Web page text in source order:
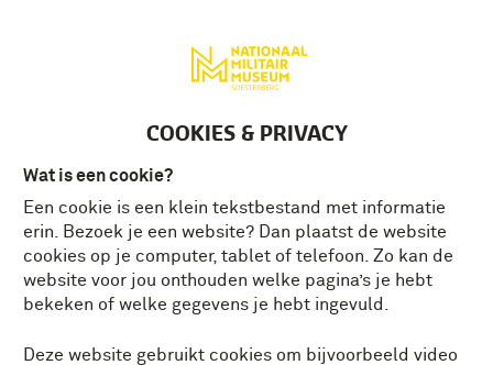
COOKIES & PRIVACY
Wat is een cookie?
Een cookie is een klein tekstbestand met informatie
erin. Bezoek je een website? Dan plaatst de website
cookies op je computer, tablet of telefoon. Zo kan de
website voor jou onthouden welke pagina’s je hebt
bekeken of welke gegevens je hebt ingevuld.
Deze website gebruikt cookies om bijvoorbeeld video
EEN ZILVEREN
BANDELIERGESP VAN DE
VERENIGDE OOST-
INDISCHE COMPAGNIE
(VOC)